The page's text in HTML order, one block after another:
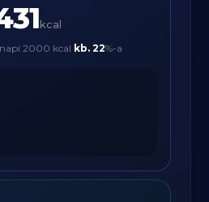
kcal
2000 kcal kb. 22%-a